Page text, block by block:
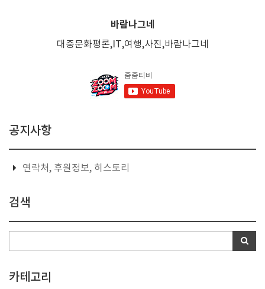
바람나그네
대중문화평론,IT,여행,사진,바람나그네
공지사항
연락처, 후원정보, 히스토리
검색
카테고리